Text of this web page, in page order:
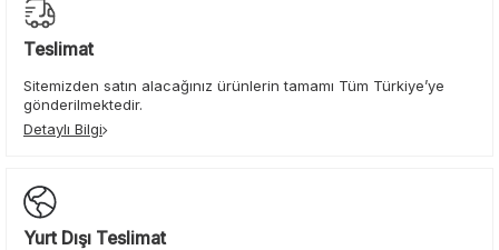
Teslimat
Sitemizden satın alacağınız ürünlerin tamamı Tüm Türkiye’ye
gönderilmektedir.
Detaylı Bilgi
Yurt Dışı Teslimat